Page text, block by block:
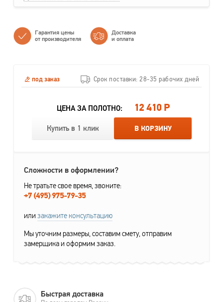
Гарантия цены
от производителя
Доставка
и оплата
под заказ Срок поставки: 28-35 рабочих дней
ЦЕНА ЗА ПОЛОТНО: 12 410 Р
Купить в 1 клик В КОРЗИНУ
Сложности в оформлении?
Не тратьте свое время, звоните:
+7 (495) 975-79-35
или закажите консультацию
Мы уточним размеры, составим смету, отправим
замерщика и оформим заказ.
Быстрая доставка